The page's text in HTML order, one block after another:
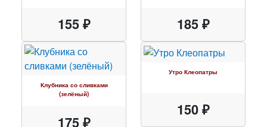
155 ₽ 185 ₽
Клубника со сливками
(зелёный)
175 ₽
Утро Клеопатры
150 ₽